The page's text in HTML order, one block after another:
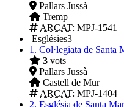
Pallars Jussà
Tremp
ARCAT: MPJ-1541
Esglésies3
1. Col·legiata de Santa
3 vots
Pallars Jussà
Castell de Mur
ARCAT: MPJ-1404
2. Església de Santa